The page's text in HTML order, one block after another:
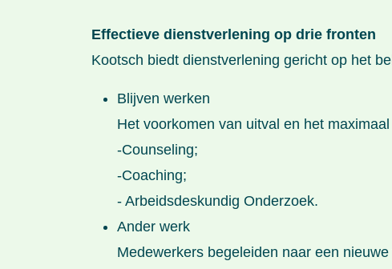
Effectieve dienstverlening op drie fronten
Kootsch biedt dienstverlening gericht op het
Blijven werken
Het voorkomen van uitval en het
-Counseling;
-Coaching;
- Arbeidsdeskundig Onderzoek.
Ander werk
Medewerkers begeleiden naar een